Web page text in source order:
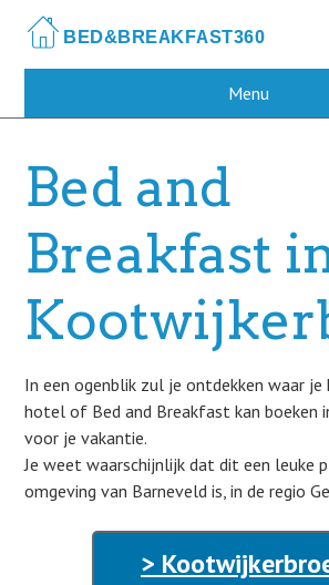
main
Menu
Bed and
Breakfast
In een ogenblik zul je ontdekken waar je
hotel of Bed and Breakfast kan boeken
voor je vakantie.
Je weet waarschijnlijk dat dit een leuke
omgeving van Barneveld is, in de regio
>